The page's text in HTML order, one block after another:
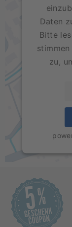
Daten
Bitte
zu,